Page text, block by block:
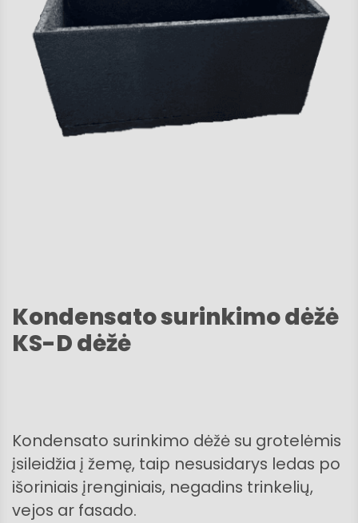
Kondensato surinkimo dėžė
KS-D dėžė
Kondensato surinkimo dėžė su grotelėmis
įsileidžia į žemę, taip nesusidarys ledas po
išoriniais įrenginiais, negadins trinkelių,
vejos ar fasado.